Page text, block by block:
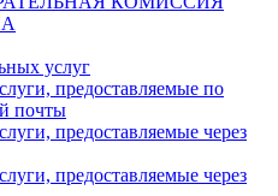
услуг
предоставляемые по
почты
предоставляемые через
предоставляемые через